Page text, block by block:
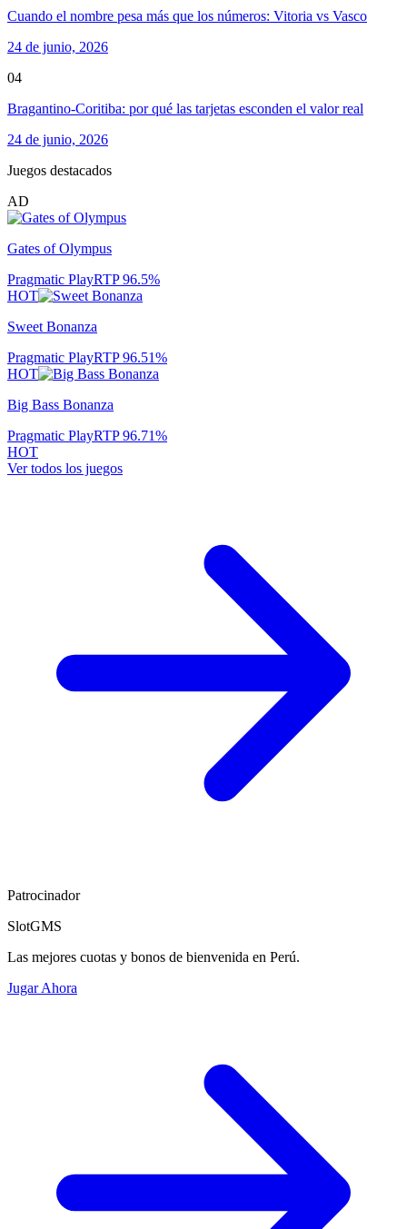
Cuando el nombre pesa más que los números: Vitoria vs Vasco
24 de junio, 2026
04
Bragantino-Coritiba: por qué las tarjetas esconden el valor real
24 de junio, 2026
Juegos destacados
AD
Gates of Olympus
Pragmatic PlayRTP96.5%
HOT
Sweet Bonanza
Pragmatic PlayRTP96.51%
HOT
Big Bass Bonanza
Pragmatic PlayRTP96.71%
HOT
Ver todos los juegos
Patrocinador
SlotGMS
Las mejores cuotas y bonos de bienvenida en Perú.
Jugar Ahora